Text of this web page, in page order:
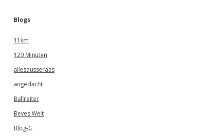
Blogs
11km
120 Minuten
allesausseraas
angedacht
Ballreiter
Beves Welt
Blog-G